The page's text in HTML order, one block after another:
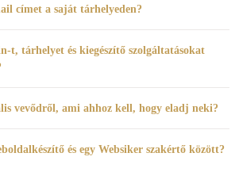
címet a saját tárhelyeden?
t, tárhelyet és kiegészítő szolgáltatásokat
vevődről, ami ahhoz kell, hogy eladj neki?
és egy Websiker szakértő között?